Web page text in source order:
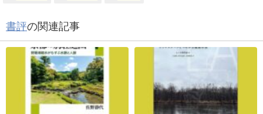
書評の関連記事